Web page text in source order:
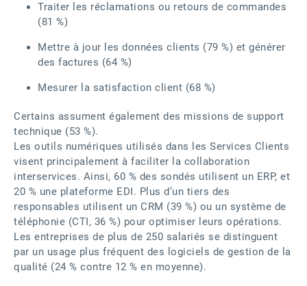
Traiter les réclamations ou retours de commandes
(81 %)
Mettre à jour les données clients (79 %) et générer
des factures (64 %)
Mesurer la satisfaction client (68 %)
Certains assument également des missions de support
technique (53 %).
Les outils numériques utilisés dans les Services Clients
visent principalement à faciliter la collaboration
interservices. Ainsi, 60 % des sondés utilisent un ERP, et
20 % une plateforme EDI. Plus d’un tiers des
responsables utilisent un CRM (39 %) ou un système de
téléphonie (CTI, 36 %) pour optimiser leurs opérations.
Les entreprises de plus de 250 salariés se distinguent
par un usage plus fréquent des logiciels de gestion de la
qualité (24 % contre 12 % en moyenne).